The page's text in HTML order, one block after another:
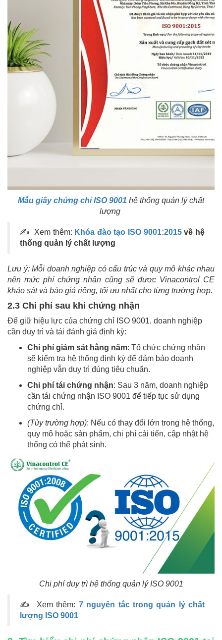
Mẫu giấy chứng chỉ ISO 9001 hệ thống quản lý chất
lượng
✍ Xem thêm: Khóa đào tạo ISO 9001:2015về hệ
thống quản lý chất lượng
Lưu ý: Mỗi doanh nghiệp có cấu trúc và quy mô khác nhau
nên mức phí chứng nhận cũng sẽ được Vinacontrol CE
khảo sát và báo giá riêng, tối ưu nhất cho từng trường hợp.
2.3 Chi phí sau khi chứng nhận
Để giữ hiệu lực của chứng chỉ ISO 9001, doanh nghiệp
cần duy trì và tái đánh giá định kỳ:
Chi phí giám sát hằng năm: Tổ chức chứng nhận
sẽ kiểm tra hệ thống định kỳ để đảm bảo doanh
nghiệp vẫn duy trì đúng tiêu chuẩn.
Chi phí tái chứng nhận: Sau 3 năm, doanh nghiệp
cần tái chứng nhận ISO 9001 để tiếp tục sử dụng
chứng chỉ.
(Tùy trường hợp): Nếu có thay đổi lớn trong hệ thống,
quy mô hoặc sản phẩm, chi phí cải tiến, cập nhật hệ
thống có thể phát sinh.
Chi phí duy trì hệ thống quản lý ISO 9001
✍ Xem thêm: 7 nguyên tắc trong quản lý chất
lượng ISO 9001